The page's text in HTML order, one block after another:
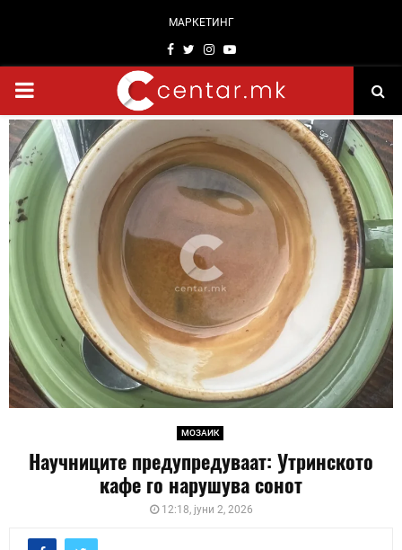
МАРКЕТИНГ
Facebook
TwitterInstagram
Youtube
PRIMARY
MENU
МОЗАИК
Научниците предупредуваат: Утринското
кафе го нарушува сонот
12:18, јуни 2, 2026